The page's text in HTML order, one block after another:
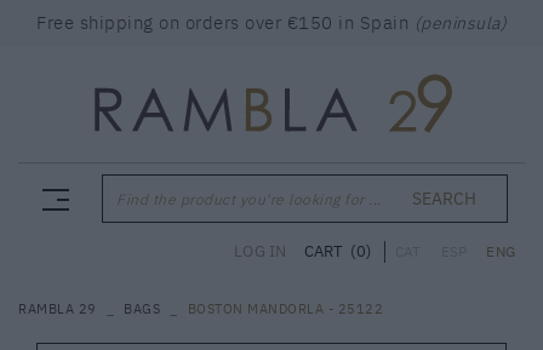
Free shipping on orders over €150 in Spain (peninsula)
Find the product you're looking for ... SEARCH
ENG
LOG IN CART (0)
RAMBLA 29 BAGS BOSTON MANDORLA - 25122